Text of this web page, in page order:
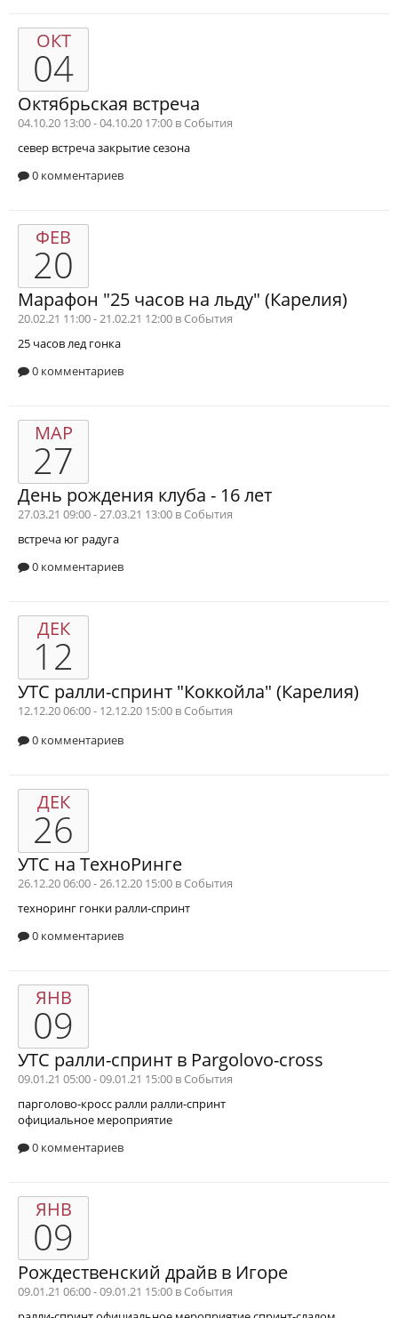
ОКТ
04
Октябрьская встреча
04.10.20 13:00 - 04.10.20 17:00 в События
север встречазакрытие сезона
0 комментариев
ФЕВ
20
Марафон "25 часов на льду" (Карелия)
20.02.21 11:00 - 21.02.21 12:00 в События
25 часовлед гонка
0 комментариев
МАР
27
День рождения клуба - 16 лет
27.03.21 09:00 - 27.03.21 13:00 в События
встреча юг радуга
0 комментариев
ДЕК
12
УТС ралли-спринт "Коккойла" (Карелия)
12.12.20 06:00 - 12.12.20 15:00 в События
0 комментариев
ДЕК
26
УТС на ТехноРинге
26.12.20 06:00 - 26.12.20 15:00 в События
техноринг гонки ралли-спринт
0 комментариев
ЯНВ
09
УТС ралли-спринт в Pargolovo-cross
09.01.21 05:00 - 09.01.21 15:00 в События
парголово-кросс ралли ралли-спринт
официальное мероприятие
0 комментариев
ЯНВ
09
Рождественский драйв в Игоре
09.01.21 06:00 - 09.01.21 15:00 в События